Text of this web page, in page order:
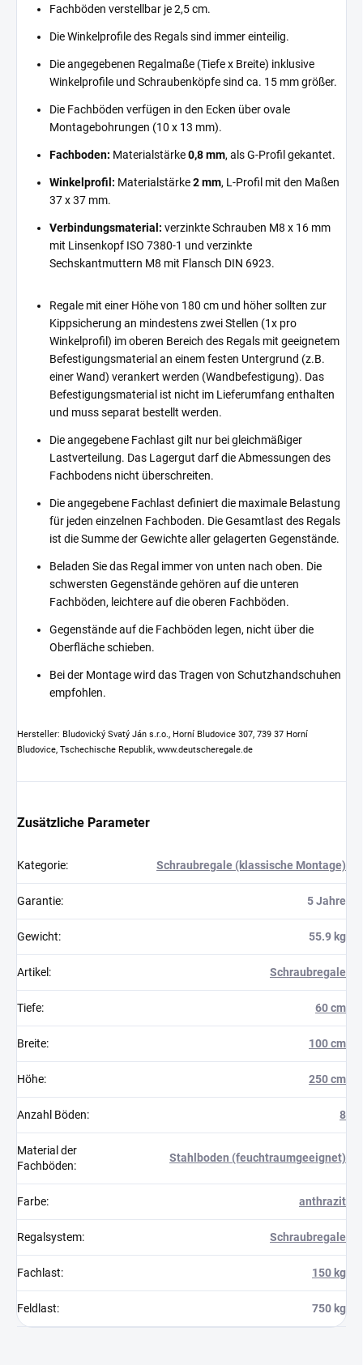
Fachböden verstellbar je 2,5 cm.
Die Winkelprofile des Regals sind immer einteilig.
Die angegebenen Regalmaße (Tiefe x Breite) inklusive
Winkelprofile und Schraubenköpfe sind ca. 15 mm größer.
Die Fachböden verfügen in den Ecken über ovale
Montagebohrungen (10 x 13 mm).
Fachboden: Materialstärke0,8 mm, als G-Profil gekantet.
Winkelprofil: Materialstärke2 mm, L-Profil mit den Maßen
37 x 37 mm.
Verbindungsmaterial: verzinkte Schrauben M8 x 16 mm
mit Linsenkopf ISO 7380-1 und verzinkte
Sechskantmuttern M8 mit Flansch DIN 6923.
Regale mit einer Höhe von 180 cm und höher sollten zur
Kippsicherung an mindestens zwei Stellen (1x pro
Winkelprofil) im oberen Bereich des Regals mit geeignetem
Befestigungsmaterial an einem festen Untergrund (z.B.
einer Wand) verankert werden (Wandbefestigung). Das
Befestigungsmaterial ist nicht im Lieferumfang enthalten
und muss separat bestellt werden.
Die angegebene Fachlast gilt nur bei gleichmäßiger
Lastverteilung. Das Lagergut darf die Abmessungen des
Fachbodens nicht überschreiten.
Die angegebene Fachlast definiert die maximale Belastung
für jeden einzelnen Fachboden. Die Gesamtlast des Regals
ist die Summe der Gewichte aller gelagerten Gegenstände.
Beladen Sie das Regal immer von unten nach oben. Die
schwersten Gegenstände gehören auf die unteren
Fachböden, leichtere auf die oberen Fachböden.
Gegenstände auf die Fachböden legen, nicht über die
Oberfläche schieben.
Bei der Montage wird das Tragen von Schutzhandschuhen
empfohlen.
Hersteller: Bludovický Svatý Ján s.r.o., Horní Bludovice 307, 739 37 Horní
Bludovice, Tschechische Republik, www.deutscheregale.de
Zusätzliche Parameter
Kategorie: Schraubregale (klassische Montage)
Garantie: 5 Jahre
Gewicht: 55.9 kg
Artikel : Schraubregale
Tiefe: 60 cm
Breite: 100 cm
Höhe: 250 cm
Anzahl Böden: 8
Material der
Fachböden:
Stahlboden (feuchtraumgeeignet)
Farbe: anthrazit
Regalsystem: Schraubregale
Fachlast: 150 kg
Feldlast: 750 kg